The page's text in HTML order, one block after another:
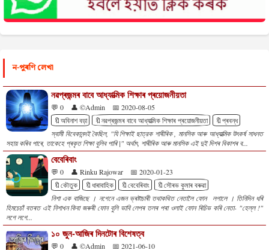
ন-পুৰণি লেখা
নৱপ্ৰজন্মৰ বাবে আধ্যাত্মিক শিক্ষাৰ প্ৰয়োজনীয়তা
💬 0 👤 ©Admin
📅 2020-08-05
🔖অবিনাশ বড়া
🔖নৱপ্ৰজন্মৰ বাবে আধ্যাত্মিক শিক্ষাৰ প্ৰয়োজনীয়তা
🔖প্ৰবন্ধ
স্বামী বিবেকানন্দই কৈছিল, "যি শিক্ষাই ছাত্রক শাৰীৰিক , মানসিক আৰু আধ্যাত্মিক উৎকৰ্ষ সাধনত
সহায় কৰিব পাৰে, তাকেহে প্ৰকৃত শিক্ষা বুলিব পাৰি |" অৰ্থাৎ, শাৰীৰিক আৰু মানসিক এই দুই দিশৰ বিকাশৰ ব...
বেবেৰিবাং
💬 0 👤 Rinku Rajowar
📅 2020-01-23
🔖কৌতুক
🔖ধাৰাবাহিক 🔖বেবেৰিবাং
🔖সৌৰভ কুমাৰ বৰুৱা
নিশা এক বাজিছে । নগেনে এজন ভ্ৰষ্টাচাৰী তথাকথিত নেতালৈ ফোন লগালে । তিনিদিন ধৰি
হিমচেচাঁ বতৰত এই নিশাখন কিবা জৰুৰী ফোন বুলি ভাবি লেপৰ তলৰ পৰা ওলাই ফোন ৰিচিভ কৰি নেতা- "হেল্ল !"
লগে লগে...
১০ জুন-আজিৰ দিনটোৰ বিশেষত্ব
💬 0 👤 ©Admin
📅 2021-06-10